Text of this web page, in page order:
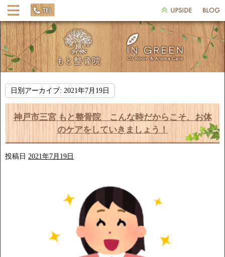
日別アーカイブ: 2021年7月19日
神戸市三宮 もと整骨院 こんな時だからこそ、お体
のケアをしていきましょう！
投稿日 2021年7月19日